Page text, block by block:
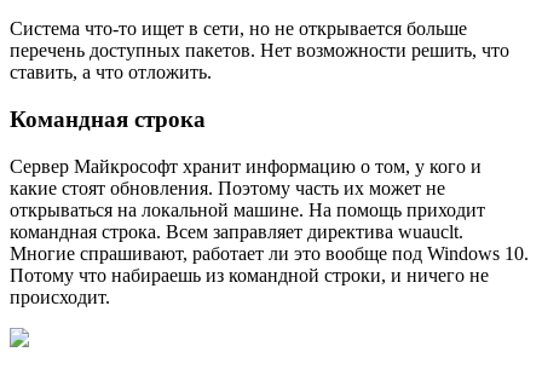
Система что-то ищет в сети, но не открывается больше
перечень доступных пакетов. Нет возможности решить, что
ставить, а что отложить.
Командная строка
Сервер Майкрософт хранит информацию о том, у кого и
какие стоят обновления. Поэтому часть их может не
открываться на локальной машине. На помощь приходит
командная строка. Всем заправляет директива wuauclt.
Многие спрашивают, работает ли это вообще под Windows 10.
Потому что набираешь из командной строки, и ничего не
происходит.